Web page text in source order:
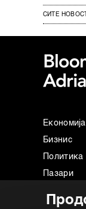
СИТЕ
Економија
Бизнис
Политика
Пазари